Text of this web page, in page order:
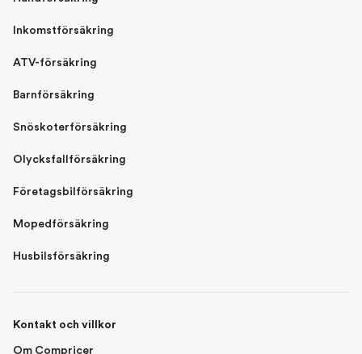
Inkomstförsäkring
ATV-försäkring
Barnförsäkring
Snöskoterförsäkring
Olycksfallförsäkring
Företagsbilförsäkring
Mopedförsäkring
Husbilsförsäkring
Kontakt och villkor
Om Compricer